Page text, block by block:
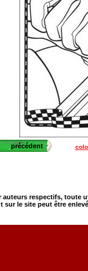
précédent
respectifs,
sur le site peut être